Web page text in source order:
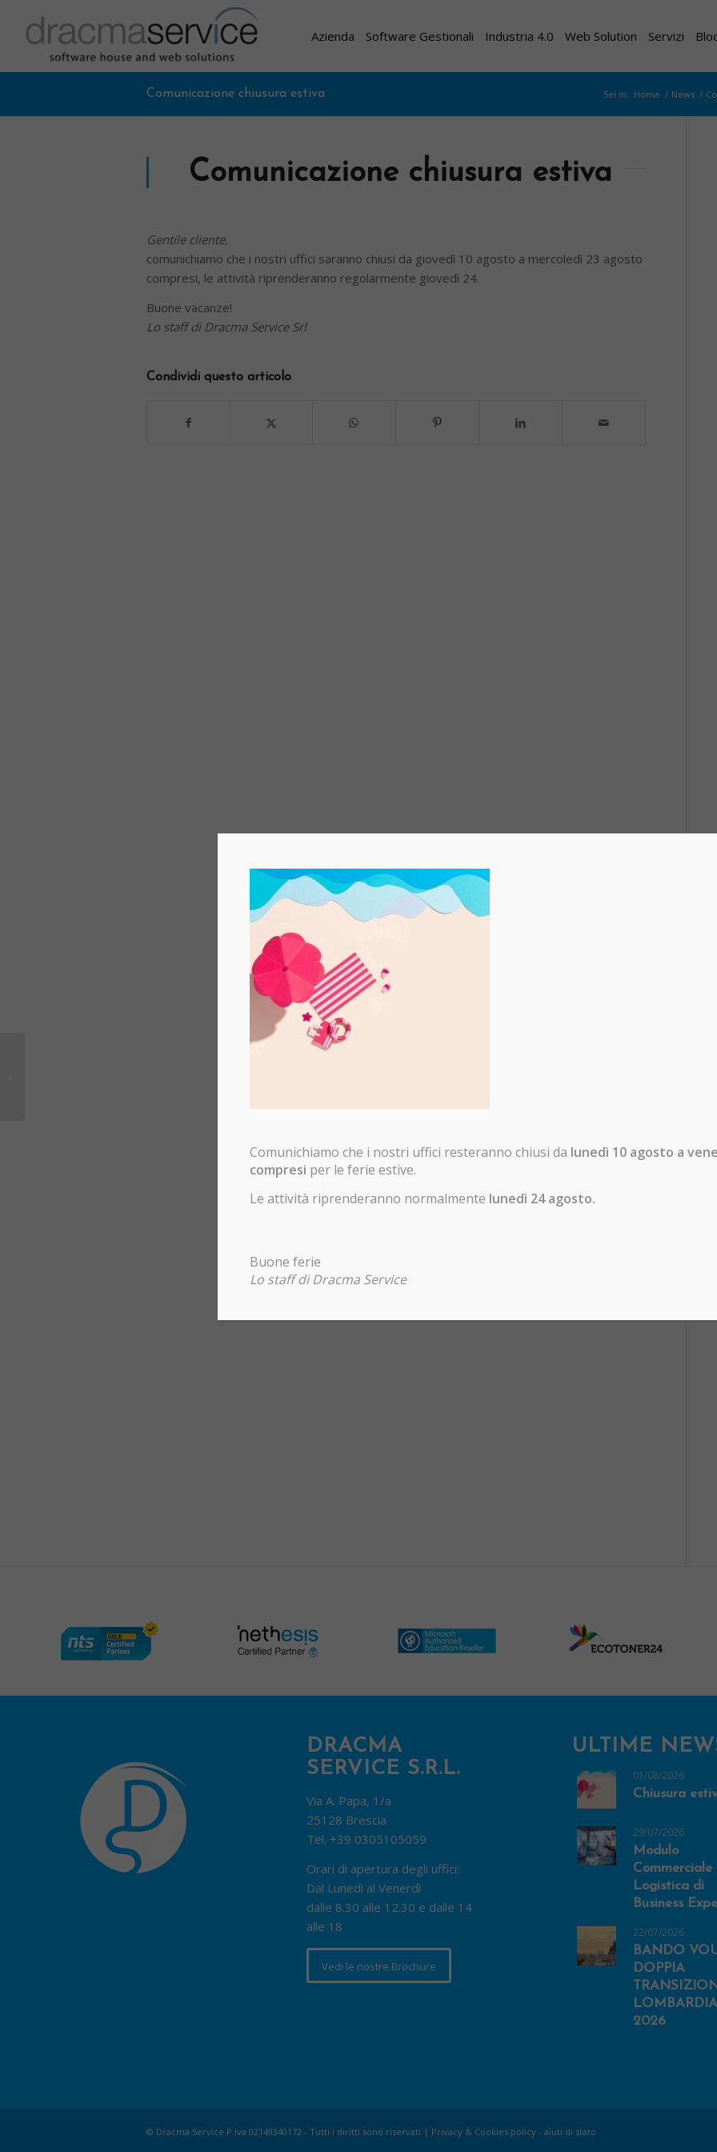
Azienda Software Gestionali Industria 4.0 Web Solution Servizi
Comunicazione chiusura estiva Sei in: Home / News /
Comunicazione chiusura estiva
Gentile cliente,
comunichiamo che i nostri uffici saranno chiusi da giovedì 10 agosto a mercoledì 23 agosto
compresi, le attività riprenderanno regolarmente giovedì 24.
Buone vacanze!
Lo staff di Dracma Service Srl
Condividi questo articolo
DRACMA
SERVICE S.R.L.
Via A. Papa, 1/a
25128 Brescia
Tel. +39 0305105059
Orari di apertura degli uffici:
Dal Lunedì al Venerdì
dalle 8.30 alle 12.30 e dalle 14
alle 18
Vedi le nostre Brochure
ULTIME
01/08/2026
Chiusura
29/07/2026
Modulo
Commerciale
Logistica di
Business
22/07/2026
BANDO
DOPPIA
2026
© Dracma Service P.iva 02149340172 - Tutti i diritti sono riservati | Privacy & Cookies policy- aiuti di stato
Comunichiamo che i nostri uffici resteranno chiusi da lunedì 10 agosto a
compresi per le ferie estive.
Le attività riprenderanno normalmente lunedì 24 agosto.
Buone ferie
Lo staff di Dracma Service